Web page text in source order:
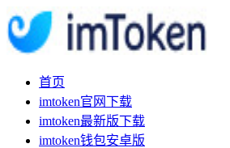
首页
imtoken官网下载
imtoken最新版下载
imtoken钱包安卓版